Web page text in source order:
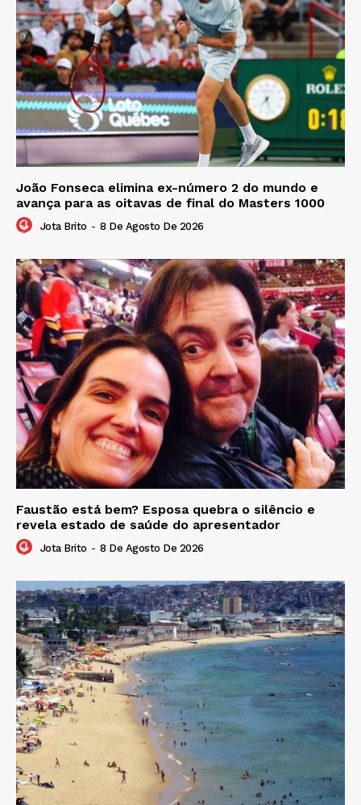
João Fonseca elimina ex-número 2 do mundo e
avança para as oitavas de final do Masters 1000
Jota Brito - 8 De Agosto De 2026
Faustão está bem? Esposa quebra o silêncio e
revela estado de saúde do apresentador
Jota Brito - 8 De Agosto De 2026